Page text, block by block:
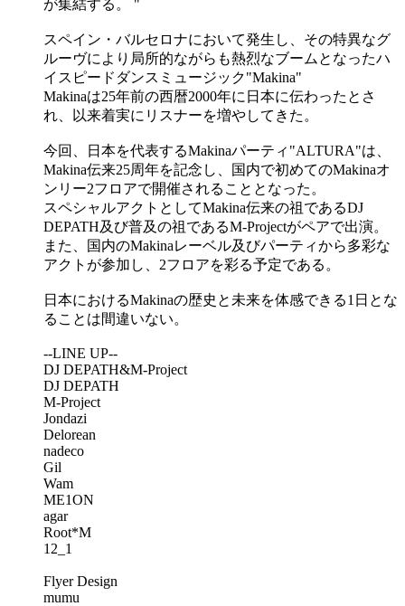
が集結する。
スペイン・バルセロナにおいて発生し、その特異なグ
ルーヴにより局所的ながらも熱烈なブームとなったハ
イスピードダンスミュージック"Makina"
Makinaは25年前の西暦2000年に日本に伝わったとさ
れ、以来着実にリスナーを増やしてきた。
今回、日本を代表するMakinaパーティ"ALTURA"は、
Makina伝来25周年を記念し、国内で初めてのMakinaオ
ンリー2フロアで開催されることとなった。
スペシャルアクトとしてMakina伝来の祖であるDJ
DEPATH及び普及の祖であるM-Projectがペアで出演。
また、国内のMakinaレーベル及びパーティから多彩な
アクトが参加し、2フロアを彩る予定である。
日本におけるMakinaの歴史と未来を体感できる1日とな
ることは間違いない。
--LINE UP--
DJ DEPATH&M-Project
DJ DEPATH
M-Project
Jondazi
Delorean
nadeco
Gil
Wam
ME1ON
agar
Root*M
12_1
Flyer Design
mumu